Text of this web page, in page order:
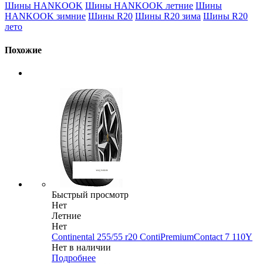
Шины HANKOOK Шины HANKOOK летние Шины
HANKOOK зимние Шины R20 Шины R20 зима Шины R20
лето
Похожие
Быстрый просмотр
Нет
Летние
Нет
Continental 255/55 r20 ContiPremiumContact 7 110Y
Нет в наличии
Подробнее